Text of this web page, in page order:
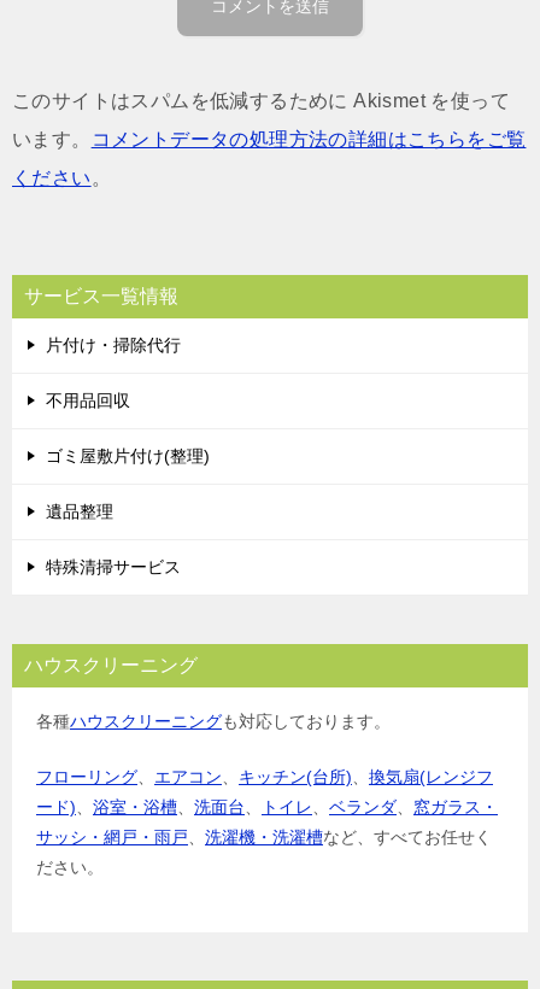
このサイトはスパムを低減するために Akismet を使って
います。
コメントデータの処理方法の詳細はこちらをご覧
ください 。
サービス一覧情報
片付け・掃除代行
不用品回収
ゴミ屋敷片付け(整理)
遺品整理
特殊清掃サービス
ハウスクリーニング
各種ハウスクリーニングも対応しております。
フローリング エアコン キッチン(台所)
換気扇(レンジフ
ード)
浴室・浴槽 洗面台 トイレ ベランダ
窓ガラス・
サッシ・網戸・雨戸
洗濯機・洗濯槽など、すべてお任せく
ださい。